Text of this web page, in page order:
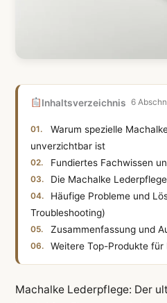
Inhaltsverzeichnis 6
Warum spezielle
unverzichtbar ist
Fundiertes Fachwissen
Die Machalke
Häufige Probleme und
Troubleshooting)
Zusammenfassung und
Weitere Top-Produkte für
Machalke Lederpflege: Der